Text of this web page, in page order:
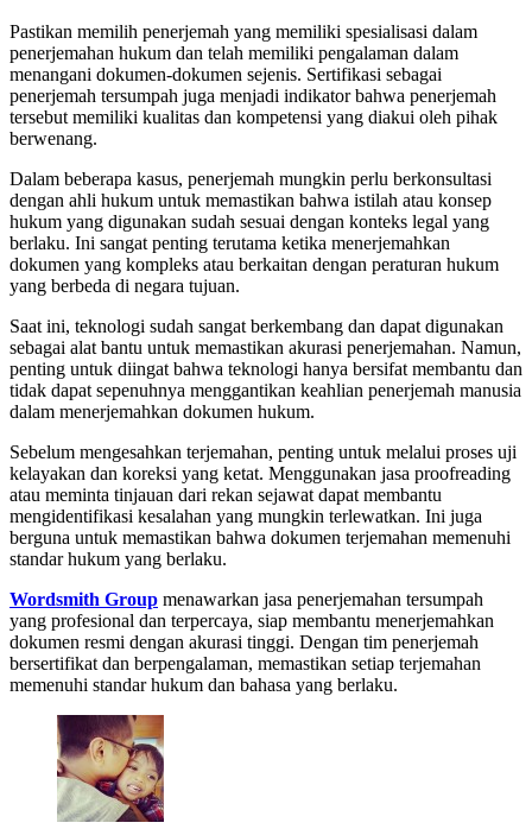
Pastikan memilih penerjemah yang memiliki spesialisasi dalam
penerjemahan hukum dan telah memiliki pengalaman dalam
menangani dokumen-dokumen sejenis. Sertifikasi sebagai
penerjemah tersumpah juga menjadi indikator bahwa penerjemah
tersebut memiliki kualitas dan kompetensi yang diakui oleh pihak
berwenang.
Dalam beberapa kasus, penerjemah mungkin perlu berkonsultasi
dengan ahli hukum untuk memastikan bahwa istilah atau konsep
hukum yang digunakan sudah sesuai dengan konteks legal yang
berlaku. Ini sangat penting terutama ketika menerjemahkan
dokumen yang kompleks atau berkaitan dengan peraturan hukum
yang berbeda di negara tujuan.
Saat ini, teknologi sudah sangat berkembang dan dapat digunakan
sebagai alat bantu untuk memastikan akurasi penerjemahan. Namun,
penting untuk diingat bahwa teknologi hanya bersifat membantu dan
tidak dapat sepenuhnya menggantikan keahlian penerjemah manusia
dalam menerjemahkan dokumen hukum.
Sebelum mengesahkan terjemahan, penting untuk melalui proses uji
kelayakan dan koreksi yang ketat. Menggunakan jasa proofreading
atau meminta tinjauan dari rekan sejawat dapat membantu
mengidentifikasi kesalahan yang mungkin terlewatkan. Ini juga
berguna untuk memastikan bahwa dokumen terjemahan memenuhi
standar hukum yang berlaku.
Wordsmith Group menawarkan jasa penerjemahan tersumpah
yang profesional dan terpercaya, siap membantu menerjemahkan
dokumen resmi dengan akurasi tinggi. Dengan tim penerjemah
bersertifikat dan berpengalaman, memastikan setiap terjemahan
memenuhi standar hukum dan bahasa yang berlaku.